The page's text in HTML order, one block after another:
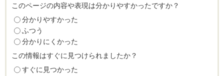
このページの内容や表現は分かりやすかったですか？
分かりやすかった
ふつう
分かりにくかった
この情報はすぐに見つけられましたか？
すぐに見つかった